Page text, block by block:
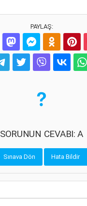
PAYLAŞ:
SORUNUN CEVABI: A
Sınava Dön Hata Bildir